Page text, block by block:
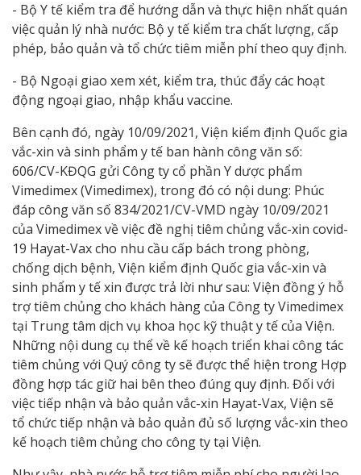
- Bộ Y tế kiểm tra để hướng dẫn và thực hiện nhất quán
việc quản lý nhà nước: Bộ y tế kiểm tra chất lượng, cấp
phép, bảo quản và tổ chức tiêm miễn phí theo quy định.
- Bộ Ngoại giao xem xét, kiểm tra, thúc đẩy các hoạt
động ngoại giao, nhập khẩu vaccine.
Bên cạnh đó, ngày 10/09/2021, Viện kiểm định Quốc gia
vắc-xin và sinh phẩm y tế ban hành công văn số:
606/CV-KĐQG gửi Công ty cổ phần Y dược phẩm
Vimedimex (Vimedimex), trong đó có nội dung: Phúc
đáp công văn số 834/2021/CV-VMD ngày 10/09/2021
của Vimedimex về việc đề nghị tiêm chủng vắc-xin covid-
19 Hayat-Vax cho nhu cầu cấp bách trong phòng,
chống dịch bệnh, Viện kiểm định Quốc gia vắc-xin và
sinh phẩm y tế xin được trả lời như sau: Viện đồng ý hỗ
trợ tiêm chủng cho khách hàng của Công ty Vimedimex
tại Trung tâm dịch vụ khoa học kỹ thuật y tế của Viện.
Những nội dung cụ thể về kế hoạch triển khai công tác
tiêm chủng với Quý công ty sẽ được thể hiện trong Hợp
đồng hợp tác giữ hai bên theo đúng quy định. Đối với
việc tiếp nhận và bảo quản vắc-xin Hayat-Vax, Viện sẽ
tổ chức tiếp nhận và bảo quản đủ số lượng vắc-xin theo
kế hoạch tiêm chủng cho công ty tại Viện.